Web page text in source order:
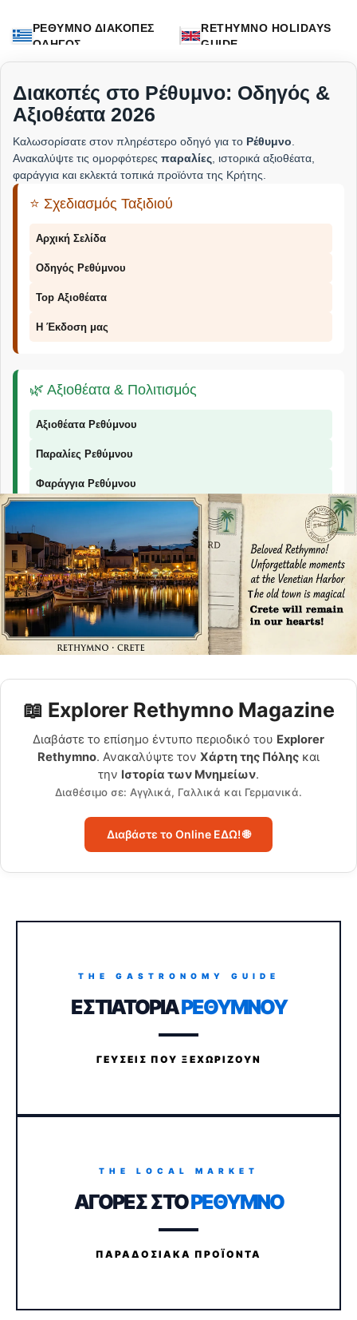
ΡΕΘΥΜΝΟ ΔΙΑΚΟΠΕΣ
ΟΔΗΓΟΣ
RETHYMNO HOLIDAYS
GUIDE
Διακοπές στο Ρέθυμνο: Οδηγός &
Αξιοθέατα 2026
Καλωσορίσατε στον πληρέστερο οδηγό για το Ρέθυμνο
Ανακαλύψτε τις ομορφότερες παραλίες , ιστορικά αξιοθέατα,
φαράγγια και εκλεκτά τοπικά προϊόντα της Κρήτης.
⭐ Σχεδιασμός Ταξιδιού
Αρχική Σελίδα
Οδηγός Ρεθύμνου
Top Αξιοθέατα
Η Έκδοση μας
🌿 Αξιοθέατα & Πολιτισμός
Αξιοθέατα Ρεθύμνου
Παραλίες Ρεθύμνου
Φαράγγια Ρεθύμνου
Παραδοσιακά Προϊόντα
📞 Επικοινωνία
© 2026 Explorer Rethymno - Οδηγός για το Ρέθυμνο |
📖 Explorer Rethymno Magazine
Διαβάστε το επίσημο έντυπο περιοδικό του Explorer
Rethymno. Ανακαλύψτε τον Χάρτη της Πόλης και
την Ιστορία των Μνημείων.
Διαθέσιμο σε: Αγγλικά, Γαλλικά και Γερμανικά.
Διαβάστε το Online ΕΔΩ! 🌐
THE GASTRONOMY GUIDE
ΕΣΤΙΑΤΟΡΙΑΡΕΘΥΜΝΟΥ
ΓΕΥΣΕΙΣ ΠΟΥ ΞΕΧΩΡΙΖΟΥΝ
THE LOCAL MARKET
ΑΓΟΡΕΣ ΣΤΟΡΕΘΥΜΝΟ
ΠΑΡΑΔΟΣΙΑΚΑ ΠΡΟΪΟΝΤΑ